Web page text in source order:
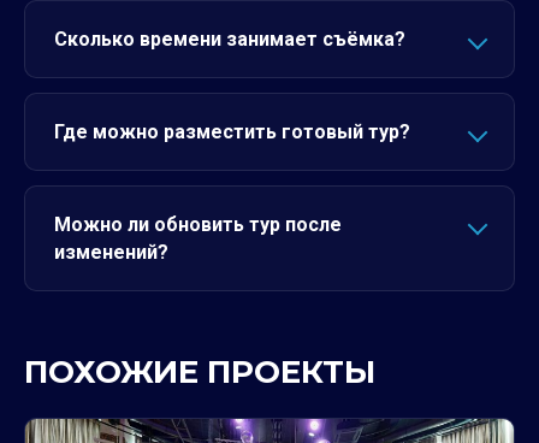
Сколько времени занимает съёмка?
Где можно разместить готовый тур?
Можно ли обновить тур после
изменений?
ПОХОЖИЕ ПРОЕКТЫ